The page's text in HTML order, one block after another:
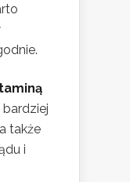
bardziej
także
i